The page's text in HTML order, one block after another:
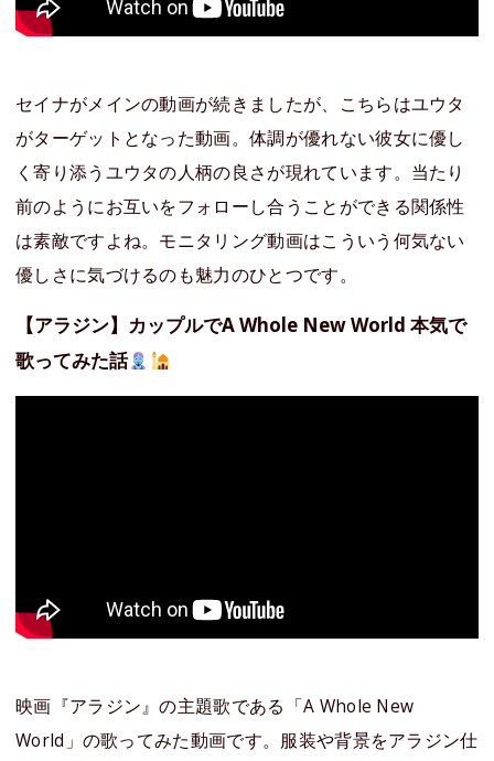
セイナがメインの動画が続きましたが、こちらはユウタ
がターゲットとなった動画。体調が優れない彼女に優し
く寄り添うユウタの人柄の良さが現れています。当たり
前のようにお互いをフォローし合うことができる関係性
は素敵ですよね。モニタリング動画はこういう何気ない
優しさに気づけるのも魅力のひとつです。
【アラジン】カップルでA Whole New World 本気で
歌ってみた話
映画『アラジン』の主題歌である「A Whole New
World」の歌ってみた動画です。服装や背景をアラジン仕